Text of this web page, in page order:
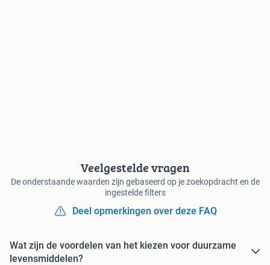
Veelgestelde vragen
De onderstaande waarden zijn gebaseerd op je zoekopdracht en de
ingestelde filters
Deel opmerkingen over deze FAQ
Wat zijn de voordelen van het kiezen voor duurzame
levensmiddelen?